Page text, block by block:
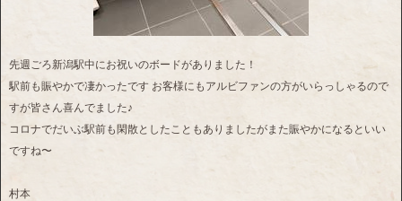
先週ごろ新潟駅中にお祝いのボードがありました！
駅前も賑やかで凄かったです お客様にもアルビファンの方がいらっしゃるので
すが皆さん喜んでました♪
コロナでだいぶ駅前も閑散としたこともありましたがまた賑やかになるといい
ですね〜
村本